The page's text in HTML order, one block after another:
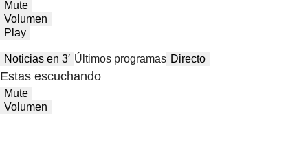
Mute
Volumen
Play
Noticias en 3′ Últimos programas Directo
Estas escuchando
Mute
Volumen